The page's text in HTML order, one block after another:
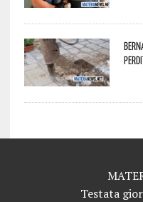
Testata